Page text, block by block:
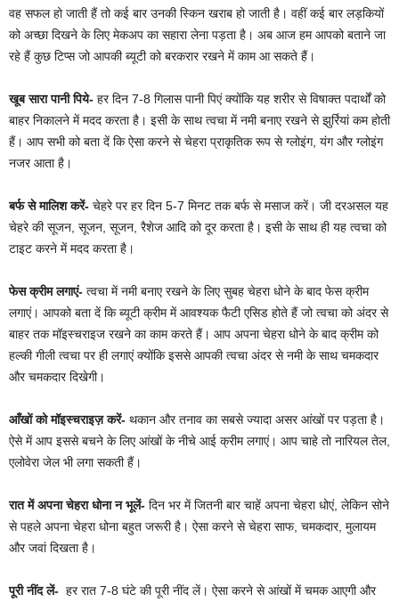
वह सफल हो जाती हैं तो कई बार उनकी स्किन खराब हो जाती है। वहीं कई बार लड़कियों
को अच्छा दिखने के लिए मेकअप का सहारा लेना पड़ता है। अब आज हम आपको बताने जा
रहे हैं कुछ टिप्स जो आपकी ब्यूटी को बरकरार रखने में काम आ सकते हैं।
खूब सारा पानी पिये- हर दिन 7-8 गिलास पानी पिएं क्योंकि यह शरीर से विषाक्त पदार्थों को
बाहर निकालने में मदद करता है। इसी के साथ त्वचा में नमी बनाए रखने से झुर्रियां कम होती
हैं। आप सभी को बता दें कि ऐसा करने से चेहरा प्राकृतिक रूप से ग्लोइंग, यंग और ग्लोइंग
नजर आता है।
बर्फ से मालिश करें- चेहरे पर हर दिन 5-7 मिनट तक बर्फ से मसाज करें। जी दरअसल यह
चेहरे की सूजन, सूजन, सूजन, रैशेज आदि को दूर करता है। इसी के साथ ही यह त्वचा को
टाइट करने में मदद करता है।
फेस क्रीम लगाएं- त्वचा में नमी बनाए रखने के लिए सुबह चेहरा धोने के बाद फेस क्रीम
लगाएं। आपको बता दें कि ब्यूटी क्रीम में आवश्यक फैटी एसिड होते हैं जो त्वचा को अंदर से
बाहर तक मॉइस्चराइज रखने का काम करते हैं। आप अपना चेहरा धोने के बाद क्रीम को
हल्की गीली त्वचा पर ही लगाएं क्योंकि इससे आपकी त्वचा अंदर से नमी के साथ चमकदार
और चमकदार दिखेगी।
आँखों को मॉइस्चराइज़ करें- थकान और तनाव का सबसे ज्यादा असर आंखों पर पड़ता है।
ऐसे में आप इससे बचने के लिए आंखों के नीचे आई क्रीम लगाएं। आप चाहे तो नारियल तेल,
एलोवेरा जेल भी लगा सकती हैं।
रात में अपना चेहरा धोना न भूलें- दिन भर में जितनी बार चाहें अपना चेहरा धोएं, लेकिन सोने
से पहले अपना चेहरा धोना बहुत जरूरी है। ऐसा करने से चेहरा साफ, चमकदार, मुलायम
और जवां दिखता है।
पूरी नींद लें- हर रात 7-8 घंटे की पूरी नींद लें। ऐसा करने से आंखों में चमक आएगी और